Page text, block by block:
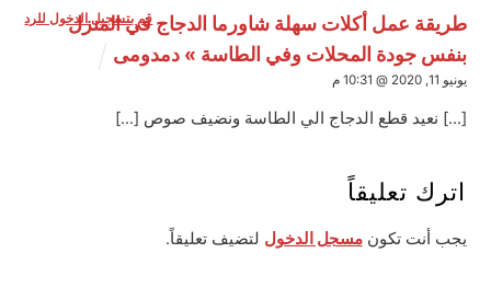
طريقة عمل أكلات سهلة شاورما الدجاج في المنزل
بنفس جودة المحلات وفي الطاسة » دمدومى
يونيو 11, 2020 @ 10:31 م
[…] نعيد قطع الدجاج الي الطاسة ونضيف صوص […]
قم بتسجيل الدخول للرد
اترك تعليقاً
يجب أنت تكونمسجل الدخول لتضيف تعليقاً.